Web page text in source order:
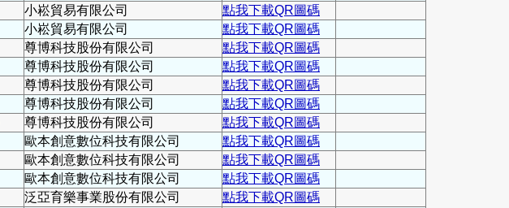
小崧貿易有限公司
點我下載QR圖碼
小崧貿易有限公司
點我下載QR圖碼
尊博科技股份有限公司
點我下載QR圖碼
尊博科技股份有限公司
點我下載QR圖碼
尊博科技股份有限公司
點我下載QR圖碼
尊博科技股份有限公司
點我下載QR圖碼
尊博科技股份有限公司
點我下載QR圖碼
歐本創意數位科技有限公司
點我下載QR圖碼
歐本創意數位科技有限公司
點我下載QR圖碼
歐本創意數位科技有限公司
點我下載QR圖碼
泛亞育樂事業股份有限公司
點我下載QR圖碼